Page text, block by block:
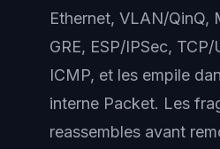
Ethernet, VLAN/QinQ,
GRE, ESP/IPSec,
ICMP, et les empile
interne Packet. Les
reassembles avant